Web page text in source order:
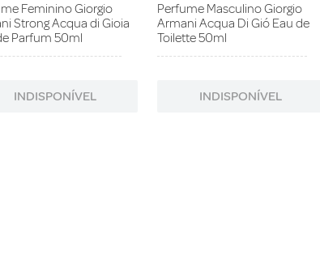
Feminino Giorgio
Strong Acqua di Gioia
Parfum 50ml
INDISPONÍVEL
Perfume Masculino Giorgio
Armani Acqua Di Gió Eau de
Toilette 50ml
INDISPONÍVEL